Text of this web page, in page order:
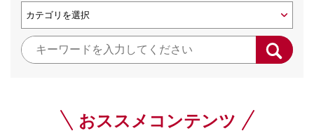
おススメコンテンツ